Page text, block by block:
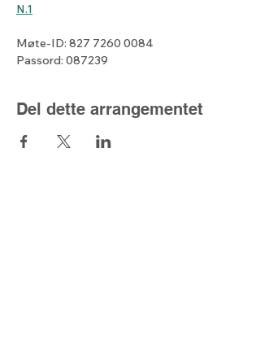
N.1
Møte-ID: 827 7260 0084
Passord: 087239
Del dette arrangementet